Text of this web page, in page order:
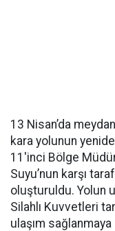
13 Nisan’da
kara yolunun
11'inci Bölge
Suyu’nun karşı
oluşturuldu. Yolun
Silahlı Kuvvetleri
ulaşım sağlanmaya